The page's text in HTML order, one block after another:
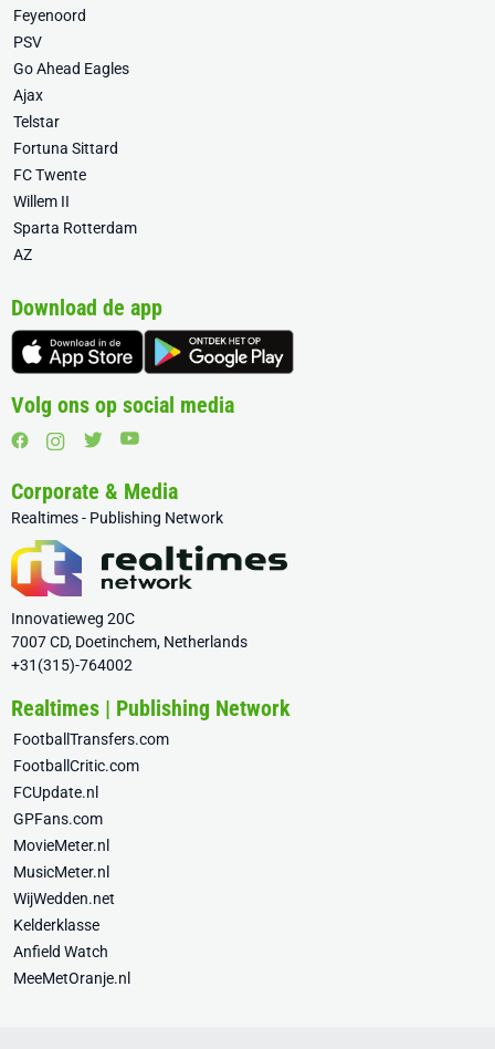
Feyenoord
PSV
Go Ahead Eagles
Ajax
Telstar
Fortuna Sittard
FC Twente
Willem II
Sparta Rotterdam
AZ
Download de app
Volg ons op social media
Corporate & Media
Realtimes - Publishing Network
Innovatieweg 20C
7007 CD, Doetinchem, Netherlands
+31(315)-764002
Realtimes | Publishing Network
FootballTransfers.com
FootballCritic.com
FCUpdate.nl
GPFans.com
MovieMeter.nl
MusicMeter.nl
WijWedden.net
Kelderklasse
Anfield Watch
MeeMetOranje.nl